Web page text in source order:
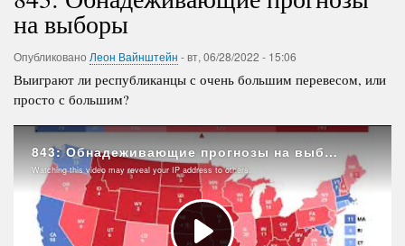
на выборы
Опубликовано Леон Вайнштейн -вт, 06/28/2022 - 15:06
Выиграют ли республиканцы с очень большим перевесом, или
просто с большим?